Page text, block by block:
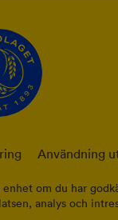
Användning
om du har
analys och